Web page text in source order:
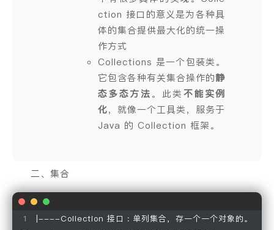
ction 接口的意义是为各种具
体的集合提供最大化的统一操
作方式
Collections 是一个包装类。
它包含各种有关集合操作的静
态多态方法。此类不能实例
化，就像一个工具类，服务于
Java 的 Collection 框架。
二、集合
|----Collection 接口 : 单列集合，存一个一个对象的。